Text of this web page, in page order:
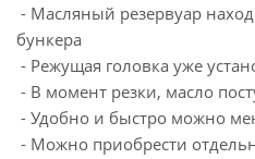
- Масляный резервуар
бункера
- Режущая головка уже
- В момент резки, масло
- Удобно и быстро можно
- Можно приобрести